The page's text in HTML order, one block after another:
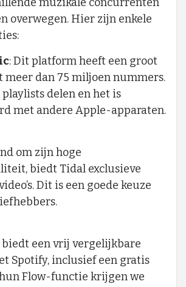
muzikale concurrenten
overwegen. Hier zijn enkele
: Dit platform heeft een groot
meer dan 75 miljoen nummers.
delen en het is
met andere Apple-apparaten.
om zijn hoge
biedt Tidal exclusieve
Dit is een goede keuze
biedt een vrij vergelijkbare
Spotify, inclusief een gratis
Flow-functie krijgen we